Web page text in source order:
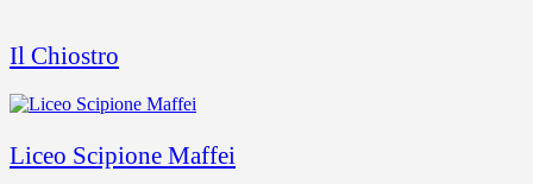
Il Chiostro
Liceo Scipione Maffei